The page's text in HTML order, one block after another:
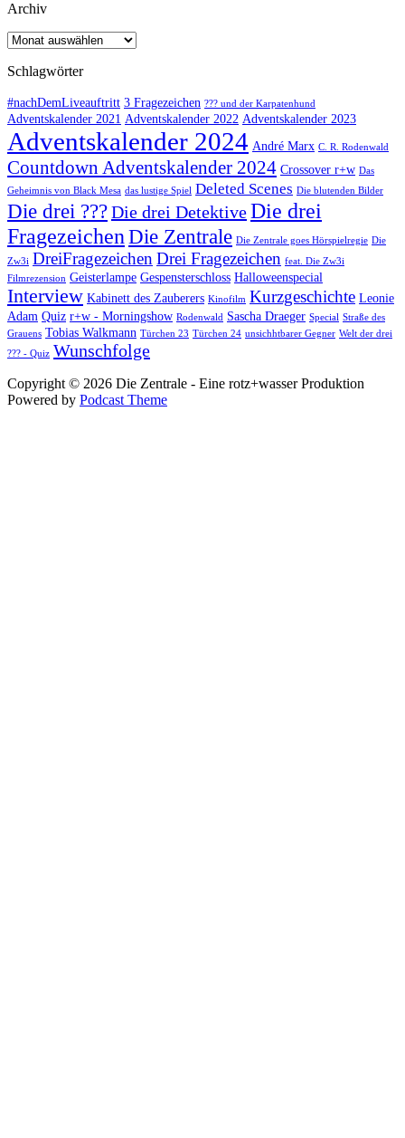
Archiv
Archiv
Schlagwörter
#nachDemLiveauftritt 3 Fragezeichen ??? und der Karpatenhund
Adventskalender 2021 Adventskalender 2022 Adventskalender 2023
Adventskalender 2024 André Marx C. R. Rodenwald
Countdown Adventskalender 2024 Crossover r+w Das
Geheimnis von Black Mesa das lustige Spiel Deleted Scenes Die blutenden Bilder
Die drei ???Die drei DetektiveDie drei
Fragezeichen Die Zentrale Die Zentrale goes Hörspielregie Die
Zw3i DreiFragezeichen Drei Fragezeichen feat. Die Zw3i
Filmrezension Geisterlampe Gespensterschloss Halloweenspecial
Interview Kabinett des Zauberers Kinofilm Kurzgeschichte Leonie
Adam Quiz r+w - Morningshow Rodenwald Sascha Draeger Special Straße des
Grauens Tobias Walkmann Türchen 23 Türchen 24 unsichhtbarer Gegner Welt der drei
??? - Quiz Wunschfolge
Copyright © 2026 Die Zentrale - Eine rotz+wasser Produktion
Powered by Podcast Theme